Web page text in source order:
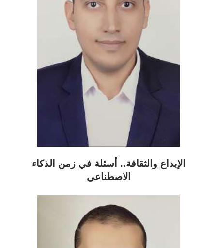
الإبداع والثقافة.. أسئلة في زمن الذكاء
الاصطناعي